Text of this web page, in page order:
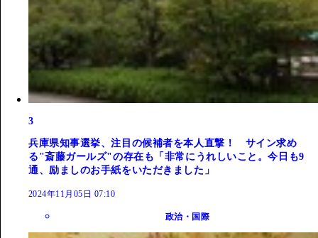
3
兵庫県知事選挙、注目の候補者を本人直撃！ サイン求め
る"斎藤ガールズ"の存在も「非常にうれしいこと。今日も9
通、励ましのお手紙をいただきました」
2024年11月05日 07:10
政治・国際